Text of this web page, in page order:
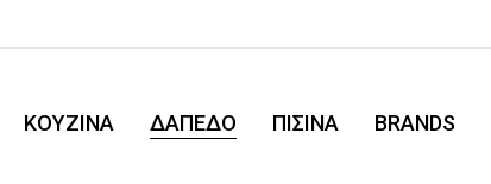
KOYZINA ΔΑΠΕΔΟ ΠΙΣΙΝΑ BRANDS